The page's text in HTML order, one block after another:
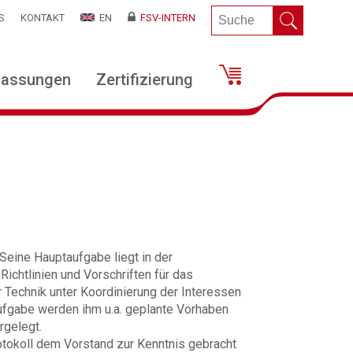
KONTAKT EN FSV-INTERN
Zertifizierung
Hauptaufgabe liegt in der
und Vorschriften für das
unter Koordinierung der Interessen
werden ihm u.a. geplante Vorhaben
dem Vorstand zur Kenntnis gebracht